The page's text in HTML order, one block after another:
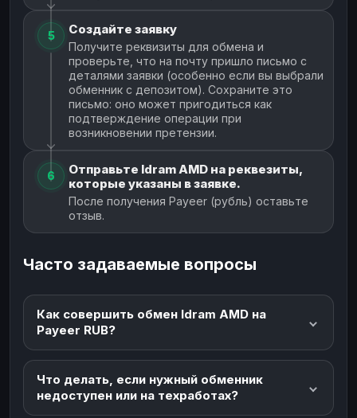
5 Создайте заявку
Получите реквизиты для обмена и
проверьте, что на почту пришло письмо с
деталями заявки (особенно если вы выбрали
обменник с депозитом). Сохраните это
письмо: оно может пригодиться как
подтверждение операции при
возникновении претензии.
6
Отправьте Idram AMD на реквезиты,
которые указаны в заявке.
После получения Payeer (рубль) оставьте
отзыв.
Часто задаваемые вопросы
Как совершить обмен Idram AMD на
Payeer RUB?
Что делать, если нужный обменник
недоступен или на техработах?